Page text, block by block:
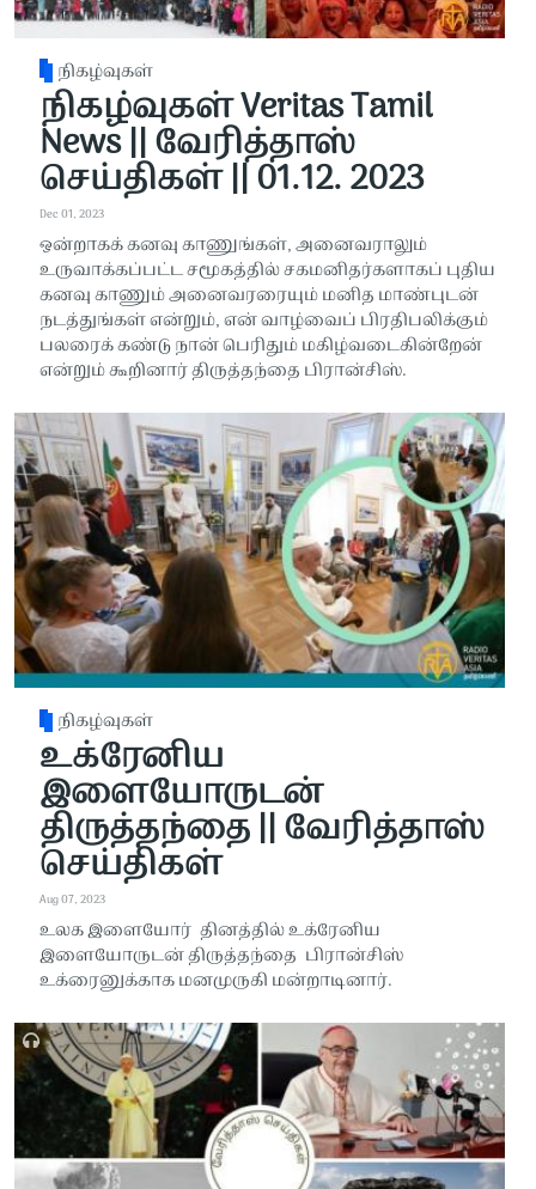
நிகழ்வுகள்
நிகழ்வுகள் Veritas Tamil
News || வேரித்தாஸ்
செய்திகள் || 01.12. 2023
Dec 01, 2023
ஒன்றாகக் கனவு காணுங்கள், அனைவராலும்
உருவாக்கப்பட்ட சமூகத்தில் சகமனிதர்களாகப் புதிய
கனவு காணும் அனைவரரையும் மனித மாண்புடன்
நடத்துங்கள் என்றும், என் வாழ்வைப் பிரதிபலிக்கும்
பலரைக் கண்டு நான் பெரிதும் மகிழ்வடைகின்றேன்
என்றும் கூறினார் திருத்தந்தை பிரான்சிஸ்.
நிகழ்வுகள்
உக்ரேனிய
இளையோருடன்
திருத்தந்தை || வேரித்தாஸ்
செய்திகள்
Aug 07, 2023
உலக இளையோர் தினத்தில் உக்ரேனிய
இளையோருடன் திருத்தந்தை பிரான்சிஸ்
உக்ரைனுக்காக மனமுருகி மன்றாடினார்.